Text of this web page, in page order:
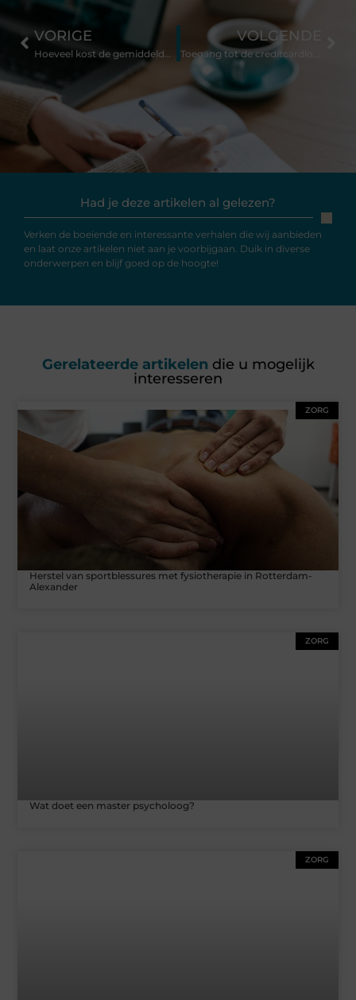
Had je deze artikelen al gelezen?
Verken de boeiende en interessante verhalen die wij aanbieden
en laat onze artikelen niet aan je voorbijgaan. Duik in diverse
onderwerpen en blijf goed op de hoogte!
VORIGE
Hoeveel kost de gemiddelde begrafenis?
VOLGENDE
Gerelateerde artikelen die u mogelijk
interesseren
ZORG
Herstel van sportblessures met fysiotherapie in Rotterdam-
Alexander
ZORG
Wat doet een master psycholoog?
ZORG